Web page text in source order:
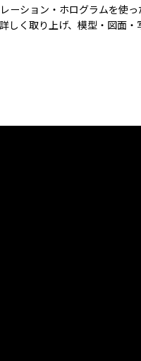
ション・ホログラムを使
く取り上げ、模型・図面・